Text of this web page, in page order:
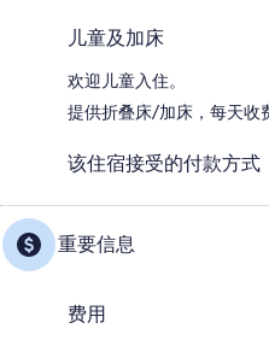
儿童及加床
欢迎儿童入住。
提供折叠床/加床，每天收费
该住宿接受的付款方式
重要信息
费用